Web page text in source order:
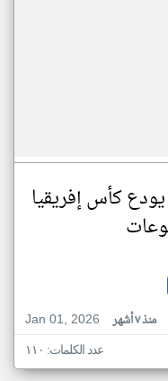
كأس إفريقيا
Jan 01, 2026
منذ ٧ أشهر
عدد الكلمات: ١١٠